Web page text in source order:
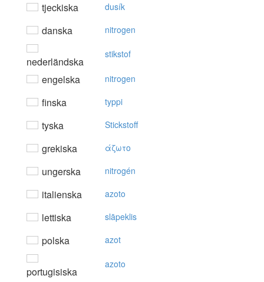
tjeckiska dusík
danska nitrogen
nederländska
stikstof
engelska nitrogen
finska typpi
tyska Stickstoff
grekiska άζωτo
ungerska nitrogén
italienska azoto
lettiska slāpeklis
polska azot
portugisiska
azoto